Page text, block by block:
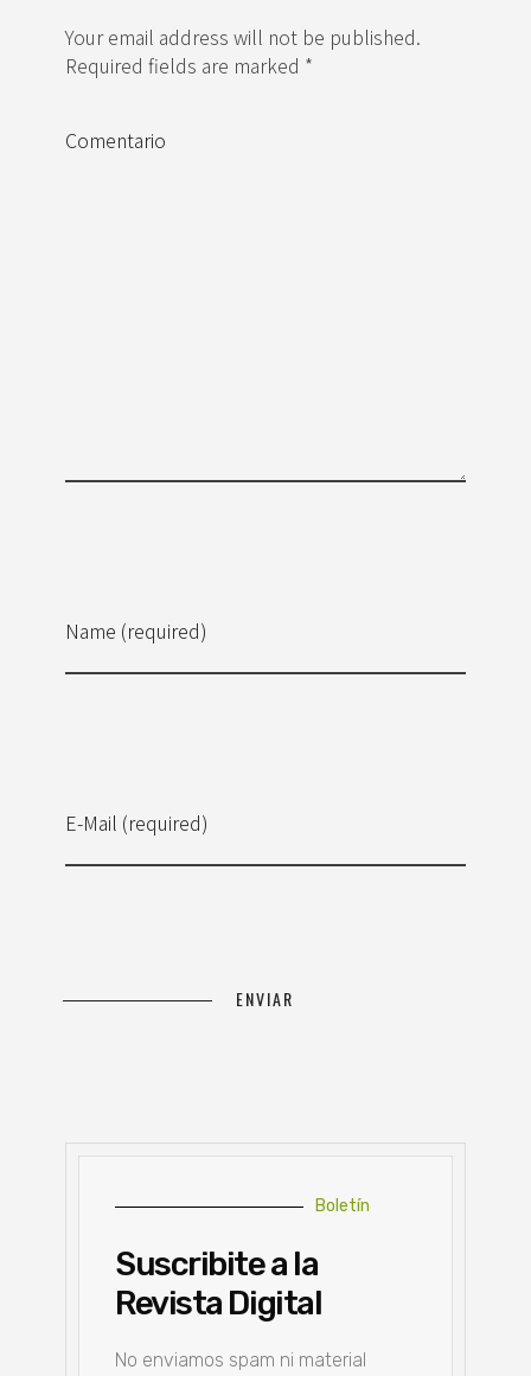
Your email address will not be published.
Required fields are marked *
Name (required)
E-Mail (required)
Comentario
Boletín
Suscribite a la
Revista Digital
No enviamos spam ni material